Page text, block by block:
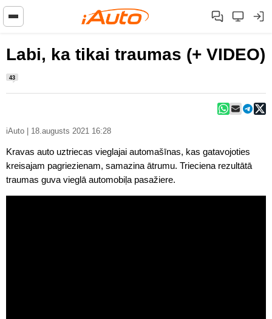
Labi, ka tikai traumas (+ VIDEO)
43
iAuto | 18.augusts 2021 16:28
Kravas auto uztriecas vieglajai automašīnas, kas gatavojoties
kreisajam pagriezienam, samazina ātrumu. Trieciena rezultātā
traumas guva vieglā automobiļa pasažiere.